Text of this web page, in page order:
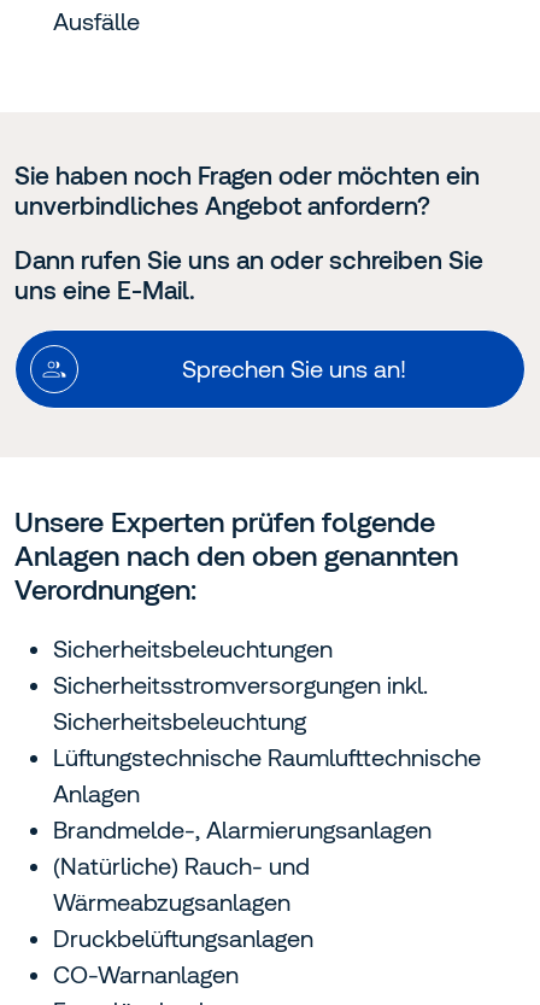
Ausfälle
Sie haben noch Fragen oder möchten ein
unverbindliches Angebot anfordern?
Dann rufen Sie uns an oder schreiben Sie
uns eine E-Mail.
Sprechen Sie uns an!
Unsere Experten prüfen folgende
Anlagen nach den oben genannten
Verordnungen:
Sicherheitsbeleuchtungen
Sicherheitsstromversorgungen inkl.
Sicherheitsbeleuchtung
Lüftungstechnische Raumlufttechnische
Anlagen
Brandmelde-, Alarmierungsanlagen
(Natürliche) Rauch- und
Wärmeabzugsanlagen
Druckbelüftungsanlagen
CO-Warnanlagen